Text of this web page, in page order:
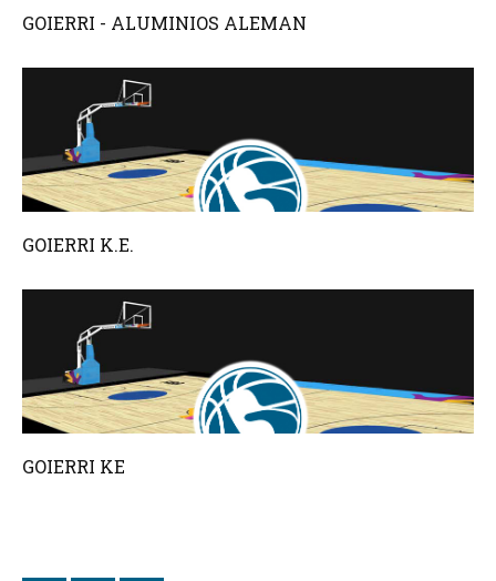
GOIERRI - ALUMINIOS ALEMAN
GOIERRI K.E.
GOIERRI KE